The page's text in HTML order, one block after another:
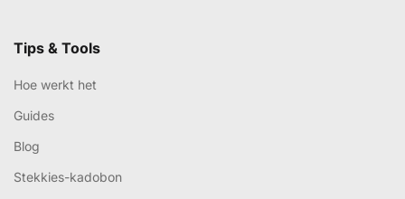
Tips & Tools
Hoe werkt het
Guides
Blog
Stekkies-kadobon